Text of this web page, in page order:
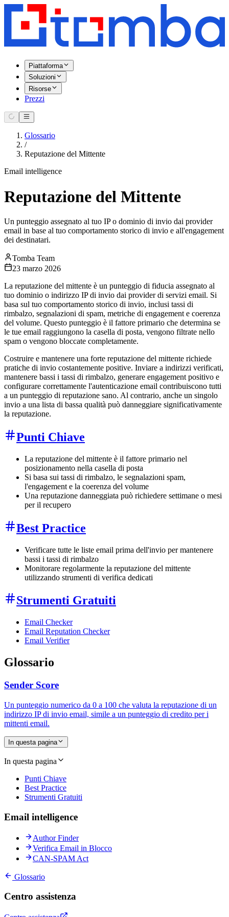
Piattaforma
Soluzioni
Risorse
Prezzi
Glossario
/
Reputazione del Mittente
Email intelligence
Reputazione del Mittente
Un punteggio assegnato al tuo IP o dominio di invio dai provider
email in base al tuo comportamento storico di invio e all'engagement
dei destinatari.
Tomba Team
23 marzo 2026
La reputazione del mittente è un punteggio di fiducia assegnato al
tuo dominio o indirizzo IP di invio dai provider di servizi email. Si
basa sul tuo comportamento storico di invio, inclusi tassi di
rimbalzo, segnalazioni di spam, metriche di engagement e coerenza
del volume. Questo punteggio è il fattore primario che determina se
le tue email raggiungono la casella di posta, vengono filtrate nello
spam o vengono bloccate completamente.
Costruire e mantenere una forte reputazione del mittente richiede
pratiche di invio costantemente positive. Inviare a indirizzi verificati,
mantenere bassi i tassi di rimbalzo, generare engagement positivo e
configurare correttamente l'autenticazione email contribuiscono tutti
a un punteggio di reputazione sano. Al contrario, anche un singolo
invio a una lista di bassa qualità può danneggiare significativamente
la reputazione.
Punti Chiave
La reputazione del mittente è il fattore primario nel
posizionamento nella casella di posta
Si basa sui tassi di rimbalzo, le segnalazioni spam,
l'engagement e la coerenza del volume
Una reputazione danneggiata può richiedere settimane o mesi
per il recupero
Best Practice
Verificare tutte le liste email prima dell'invio per mantenere
bassi i tassi di rimbalzo
Monitorare regolarmente la reputazione del mittente
utilizzando strumenti di verifica dedicati
Strumenti Gratuiti
Email Checker
Email Reputation Checker
Email Verifier
Glossario
Sender Score
Un punteggio numerico da 0 a 100 che valuta la reputazione di un
indirizzo IP di invio email, simile a un punteggio di credito per i
mittenti email.
In questa pagina
In questa pagina
Punti Chiave
Best Practice
Strumenti Gratuiti
Email intelligence
Author Finder
Verifica Email in Blocco
CAN-SPAM Act
Glossario
Centro assistenza